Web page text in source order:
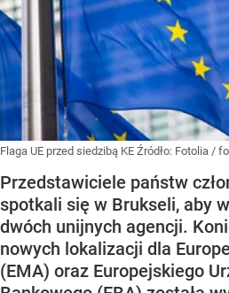
Flaga UE przed siedzibą KE Źródło: Fotolia /
Przedstawiciele państw
spotkali się w Brukseli, aby
dwóch unijnych agencji.
nowych lokalizacji dla
(EMA) oraz Europejskiego